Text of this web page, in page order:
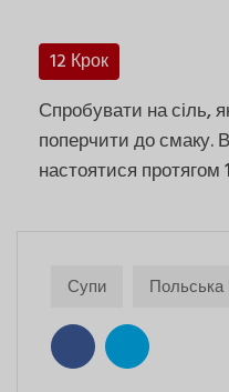
12 Крок
Спробувати на сіль,
поперчити до смаку.
настоятися протягом
Супи Польська